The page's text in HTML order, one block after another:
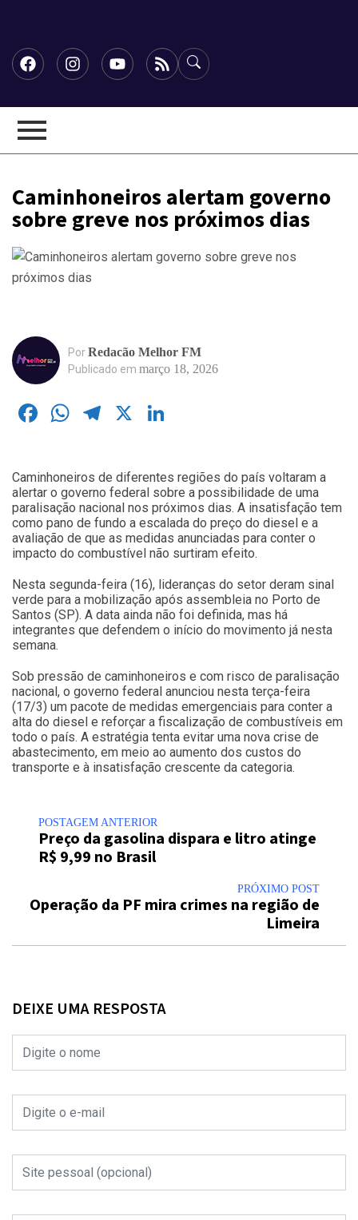
Caminhoneiros alertam governo
sobre greve nos próximos dias
PorRedacão Melhor FM
Publicado em março 18, 2026
Facebook
WhatsApp
Telegram
X
Caminhoneiros de diferentes regiões do país voltaram a
alertar o governo federal sobre a possibilidade de uma
paralisação nacional nos próximos dias. A insatisfação tem
como pano de fundo a escalada do preço do diesel e a
avaliação de que as medidas anunciadas para conter o
impacto do combustível não surtiram efeito.
Nesta segunda-feira (16), lideranças do setor deram sinal
verde para a mobilização após assembleia no Porto de
Santos (SP). A data ainda não foi definida, mas há
integrantes que defendem o início do movimento já nesta
semana.
Sob pressão de caminhoneiros e com risco de paralisação
nacional, o governo federal anunciou nesta terça-feira
(17/3) um pacote de medidas emergenciais para conter a
alta do diesel e reforçar a fiscalização de combustíveis em
todo o país. A estratégia tenta evitar uma nova crise de
abastecimento, em meio ao aumento dos custos do
transporte e à insatisfação crescente da categoria.
POSTAGEM ANTERIOR
Preço da gasolina dispara e litro atinge
R$ 9,99 no Brasil
PRÓXIMO POST
Operação da PF mira crimes na região de
Limeira
DEIXE UMA RESPOSTA